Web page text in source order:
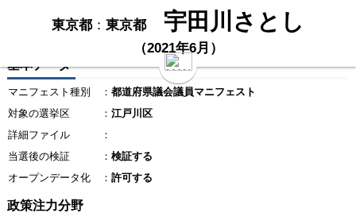
東京都：東京都 宇田川さとし
（2021年6月）
基本データ
マニフェスト種別 ： 都道府県議会議員マニフェスト
対象の選挙区
： 江戸川区
詳細ファイル
：
当選後の検証
： 検証する
オープンデータ化
： 許可する
政策注力分野